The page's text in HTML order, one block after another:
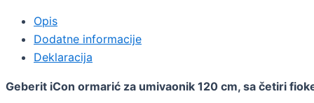
Opis
Dodatne informacije
Deklaracija
Geberit iCon ormarić za umivaonik 120 cm, sa četiri